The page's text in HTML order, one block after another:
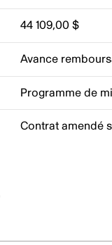
44 109,00 $
Avance
Programme de
Contrat amendé